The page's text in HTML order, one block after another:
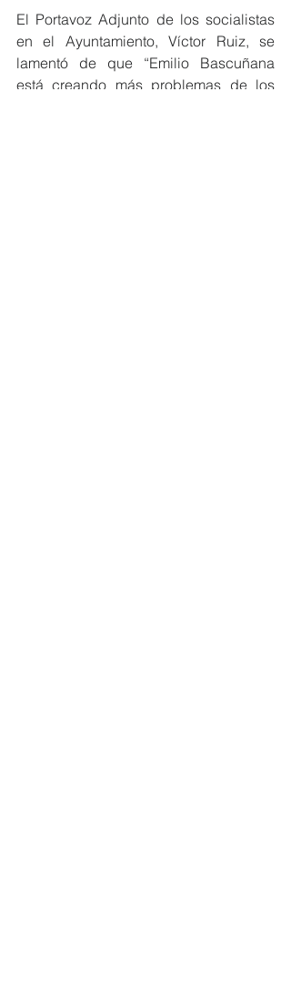
El Portavoz Adjunto de los socialistas
en el Ayuntamiento, Víctor Ruiz, se
lamentó de que “Emilio Bascuñana
está creando más problemas de los